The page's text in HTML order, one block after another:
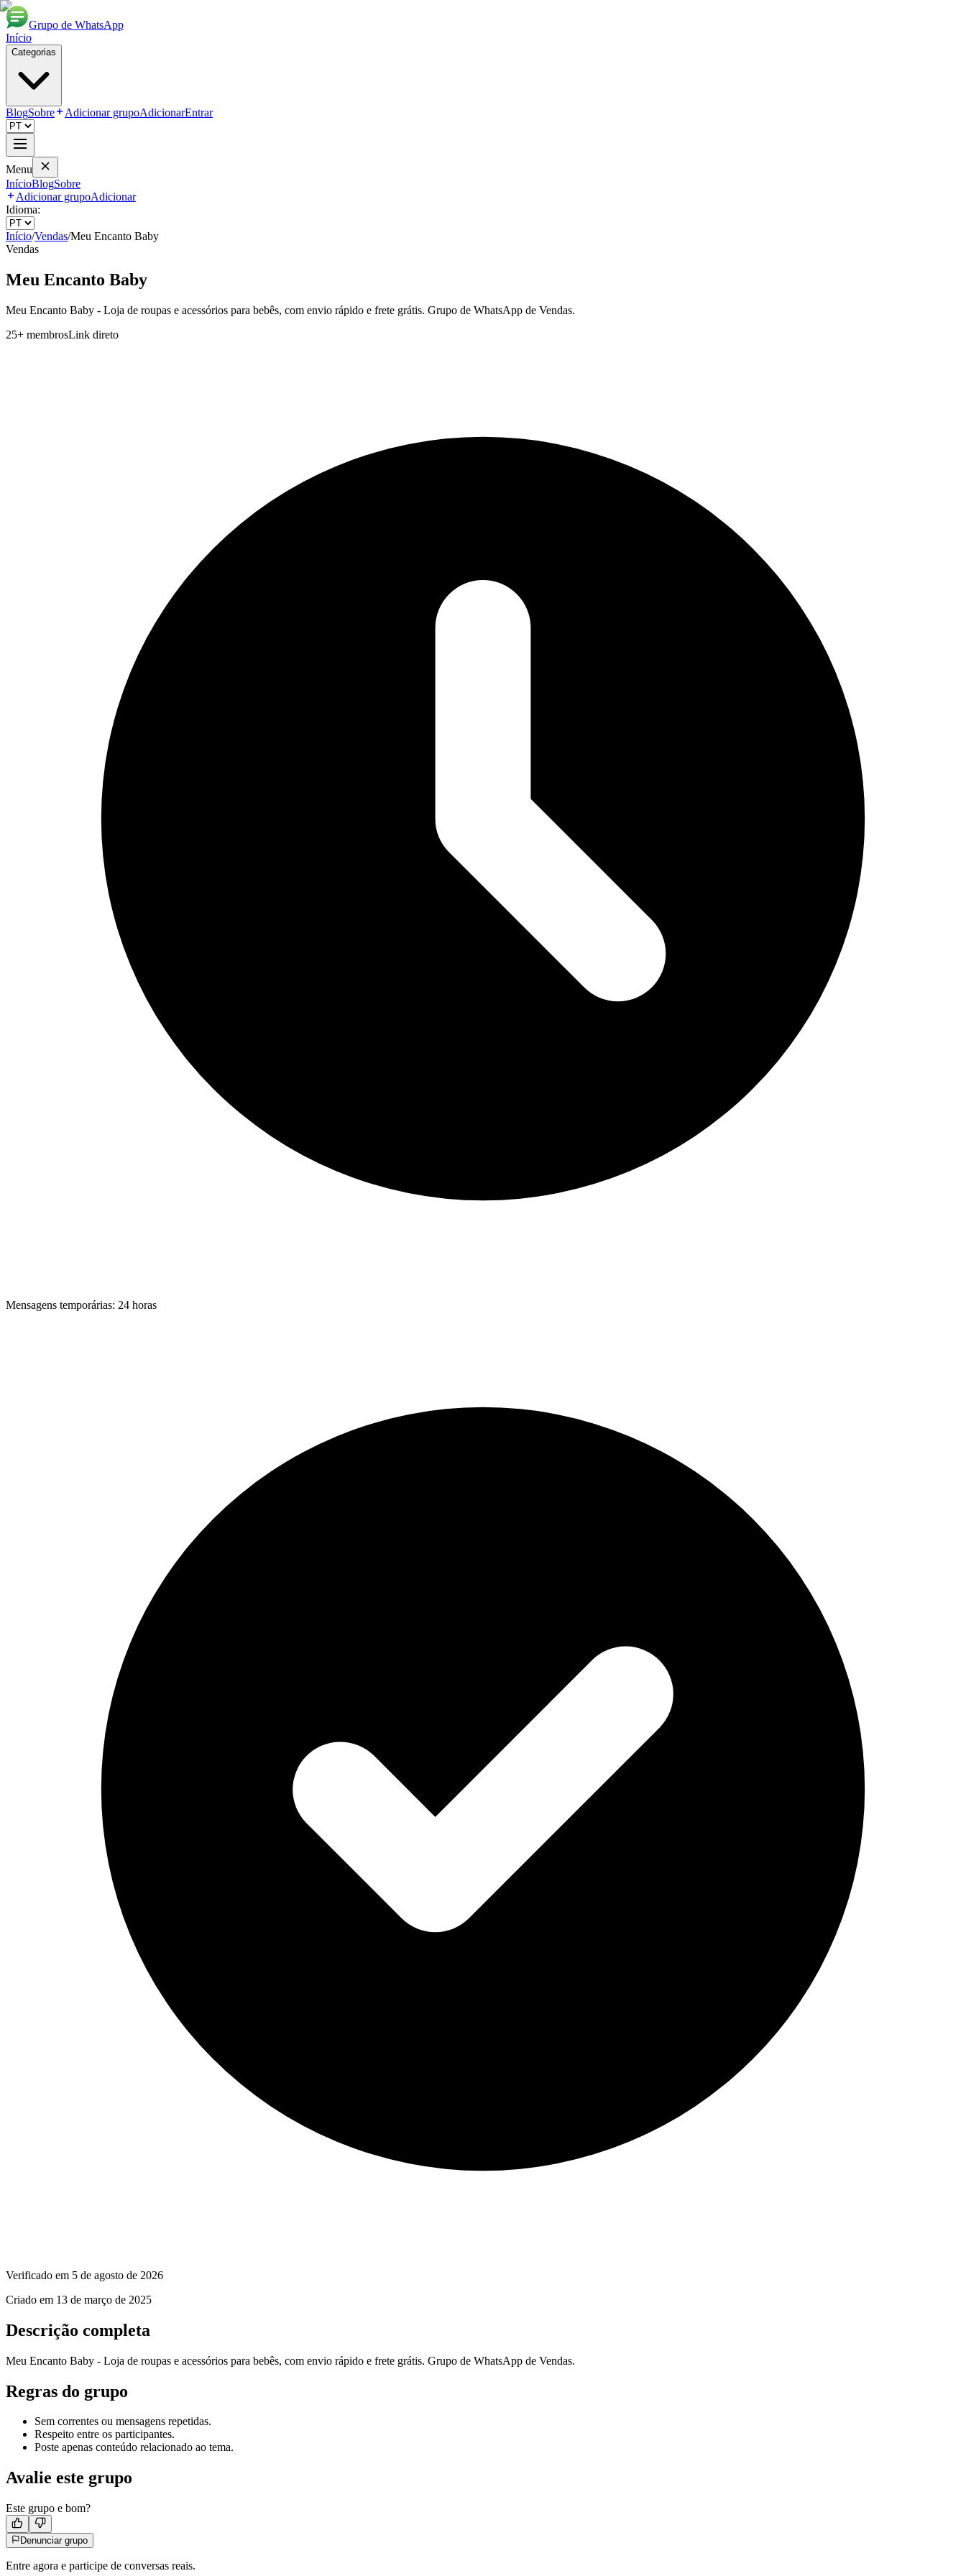
Grupo de WhatsApp
Início
Categorias
BlogSobre Adicionar grupoAdicionarEntrar
Menu
InícioBlogSobre
Adicionar grupoAdicionar
Idioma:
Início/Vendas/Meu Encanto Baby
Vendas
Meu Encanto Baby
Meu Encanto Baby - Loja de roupas e acessórios para bebês, com envio rápido e frete grátis. Grupo de WhatsApp de Vendas.
25+ membrosLink direto
Mensagens temporárias: 24 horas
Verificado em 5 de agosto de 2026
Criado em 13 de março de 2025
Descrição completa
Meu Encanto Baby - Loja de roupas e acessórios para bebês, com envio rápido e frete grátis. Grupo de WhatsApp de Vendas.
Regras do grupo
Sem correntes ou mensagens repetidas.
Respeito entre os participantes.
Poste apenas conteúdo relacionado ao tema.
Avalie este grupo
Este grupo e bom?
Denunciar grupo
Entre agora e participe de conversas reais.